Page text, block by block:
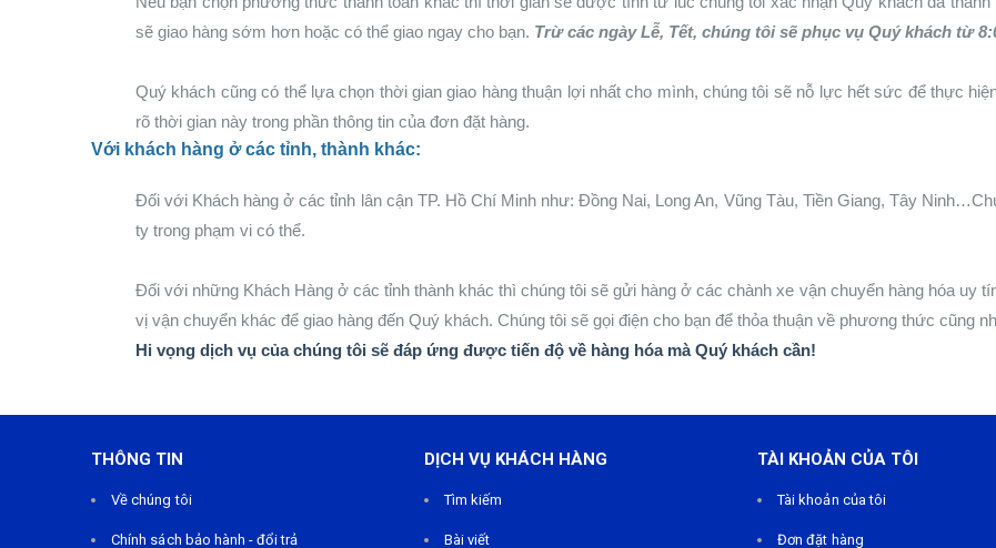
sẽ giao hàng sớm hơn hoặc có thể giao ngay cho bạn. Trừ các ngày Lễ, Tết, chúng tôi sẽ phục vụ Quý khách từ
Quý khách cũng có thể lựa chọn thời gian giao hàng thuận lợi nhất cho mình, chúng tôi sẽ nỗ lực hết sức để thực
rõ thời gian này trong phần thông tin của đơn đặt hàng.
Với khách hàng ở các tỉnh, thành khác:
Đối với Khách hàng ở các tỉnh lân cận TP. Hồ Chí Minh như: Đồng Nai, Long An, Vũng Tàu, Tiền Giang, Tây
ty trong phạm vi có thể.
Đối với những Khách Hàng ở các tỉnh thành khác thì chúng tôi sẽ gửi hàng ở các chành xe vận chuyển hàng hóa uy
vị vận chuyển khác để giao hàng đến Quý khách. Chúng tôi sẽ gọi điện cho bạn để thỏa thuận về phương thức cũng
Hi vọng dịch vụ của chúng tôi sẽ đáp ứng được tiến độ về hàng hóa mà Quý khách cần!
THÔNG TIN
Về chúng tôi
Chính sách bảo hành - đổi trả
DỊCH VỤ KHÁCH HÀNG
Tìm kiếm
Bài viết
TÀI KHOẢN CỦA TÔI
Tài khoản của tôi
Đơn đặt hàng